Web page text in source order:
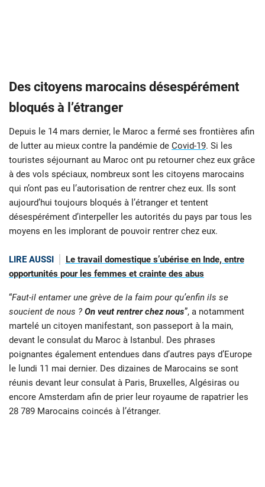
Des citoyens marocains désespérément
bloqués à l’étranger
Depuis le 14 mars dernier, le Maroc a fermé ses frontières afin
de lutter au mieux contre la pandémie de Covid-19. Si les
touristes séjournant au Maroc ont pu retourner chez eux grâce
à des vols spéciaux, nombreux sont les citoyens marocains
qui n’ont pas eu l’autorisation de rentrer chez eux. Ils sont
aujourd’hui toujours bloqués à l’étranger et tentent
désespérément d’interpeller les autorités du pays par tous les
moyens en les implorant de pouvoir rentrer chez eux.
LIRE AUSSI
Le travail domestique s’ubérise en Inde, entre
opportunités pour les femmes et crainte des abus
“Faut-il entamer une grève de la faim pour qu’enfin ils se
soucient de nous ? On veut rentrer chez nous”, a notamment
martelé un citoyen manifestant, son passeport à la main,
devant le consulat du Maroc à Istanbul. Des phrases
poignantes également entendues dans d’autres pays d’Europe
le lundi 11 mai dernier. Des dizaines de Marocains se sont
réunis devant leur consulat à Paris, Bruxelles, Algésiras ou
encore Amsterdam afin de prier leur royaume de rapatrier les
28 789 Marocains coincés à l’étranger.